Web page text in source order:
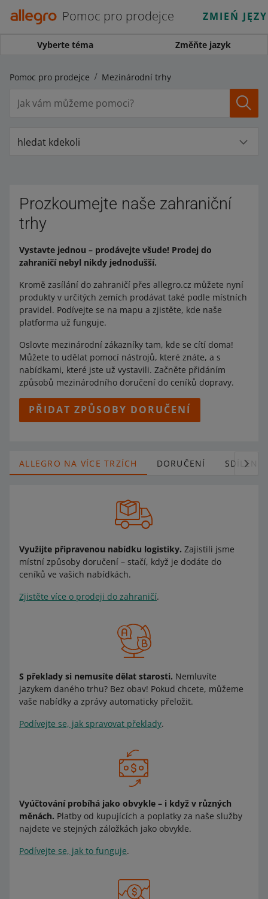
Pomoc pro prodejce ZMIEŃ
Vyberte téma Změňte jazyk
Pomoc pro prodejce Mezinárodní trhy
hledat kdekoli
Prozkoumejte naše zahraniční
trhy
Vystavte jednou – prodávejte všude! Prodej do
zahraničí nebyl nikdy jednodušší.
Kromě zasílání do zahraničí přes allegro.cz můžete nyní
produkty v určitých zemích prodávat také podle místních
pravidel. Podívejte se na mapu a zjistěte, kde naše
platforma už funguje.
Oslovte mezinárodní zákazníky tam, kde se cítí doma!
Můžete to udělat pomocí nástrojů, které znáte, a s
nabídkami, které jste už vystavili. Začněte přidáním
způsobů mezinárodního doručení do ceníků dopravy.
PŘIDAT ZPŮSOBY DORUČENÍ
ALLEGRO NA VÍCE TRZÍCH DORUČENÍ SDÍLENÍ
Využijte připravenou nabídku logistiky. Zajistili jsme
místní způsoby doručení – stačí, když je dodáte do
ceníků ve vašich nabídkách.
Zjistěte více o prodeji do zahraničí.
S překlady si nemusíte dělat starosti. Nemluvíte
jazykem daného trhu? Bez obav! Pokud chcete, můžeme
vaše nabídky a zprávy automaticky přeložit.
Podívejte se, jak spravovat překlady.
Vyúčtování probíhá jako obvykle – i když v různých
měnách. Platby od kupujících a poplatky za naše služby
najdete ve stejných záložkách jako obvykle.
Podívejte se, jak to funguje.